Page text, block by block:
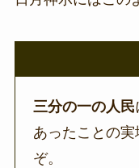
三分の一の人民
あったことの
ぞ。